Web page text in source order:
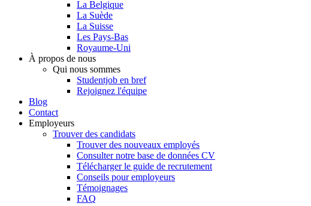
La Belgique
La Suède
La Suisse
Les Pays-Bas
Royaume-Uni
À propos de nous
Qui nous sommes
Studentjob en bref
Rejoignez l'équipe
Blog
Contact
Employeurs
Trouver des candidats
Trouver des nouveaux employés
Consulter notre base de données CV
Télécharger le guide de recrutement
Conseils pour employeurs
Témoignages
FAQ